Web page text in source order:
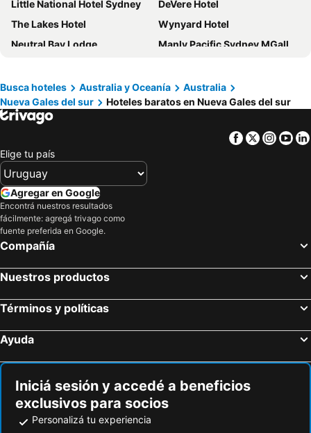
Little National Hotel Sydney
DeVere Hotel
The Lakes Hotel
Wynyard Hotel
Neutral Bay Lodge
Manly Pacific Sydney MGallery Collection
Four Seasons Hotel Sydney
Intercontinental Hotels Sydney Double Bay By Ihg
Amora Hotel Jamison Sydney
Comfort Inn Dubbo City
Vibe Hotel North Sydney
ibis Sydney World Square
ibis budget St Peters
Countryman Motor Inn
The Capsule Hotel
North Shore Hotel
Ramada Hotel & Suites by Wyndham Sydney Cabramatta
The Entrance Hotel
Busca hoteles Australia y Oceanía
Australia
Nueva Gales del sur
Hoteles baratos en Nueva Gales del sur
Facebook
Twitter
Elige tu país
Agregar en Google
Encontrá nuestros resultados
fácilmente: agregá trivago como
fuente preferida en Google.
Compañía
Nuestros productos
Términos y políticas
Ayuda
Iniciá sesión y accedé a beneficios
exclusivos para socios
Personalizá tu experiencia